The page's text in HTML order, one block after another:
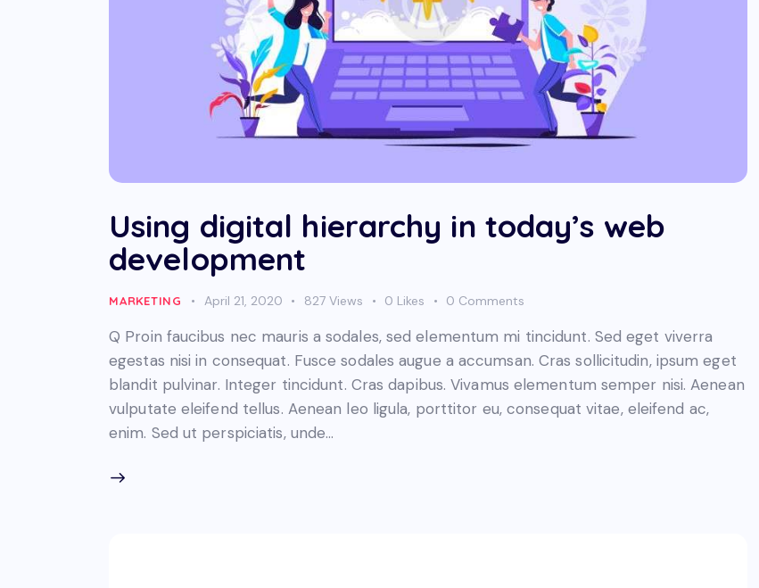
Using digital hierarchy in today’s web
development
MARKETING April 21, 2020 827 Views 0 Likes 0 Comments
Q Proin faucibus nec mauris a sodales, sed elementum mi tincidunt. Sed eget viverra
egestas nisi in consequat. Fusce sodales augue a accumsan. Cras sollicitudin, ipsum eget
blandit pulvinar. Integer tincidunt. Cras dapibus. Vivamus elementum semper nisi. Aenean
vulputate eleifend tellus. Aenean leo ligula, porttitor eu, consequat vitae, eleifend ac,
enim. Sed ut perspiciatis, unde…